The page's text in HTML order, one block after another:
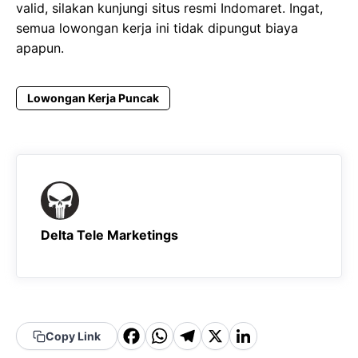
valid, silakan kunjungi situs resmi Indomaret. Ingat,
semua lowongan kerja ini tidak dipungut biaya
apapun.
Lowongan Kerja Puncak
Delta Tele Marketings
Copy Link
F WT X Li